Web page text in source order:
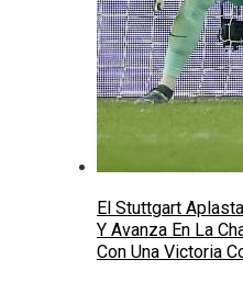
El Stuttgart
Y Avanza En La
Con Una Victoria